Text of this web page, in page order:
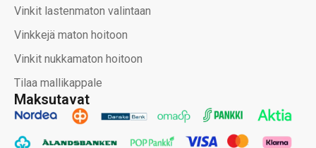
Maksutavat
Vinkit lastenmaton valintaan
Vinkkejä maton hoitoon
Vinkit nukkamaton hoitoon
Tilaa mallikappale